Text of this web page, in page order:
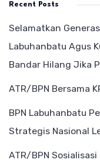
Recent Posts
Selamatkan
Labuhanbatu Agus
Bandar Hilang Jika
ATR/BPN Bersama
BPN Labuhanbatu
Strategis Nasional
ATR/BPN